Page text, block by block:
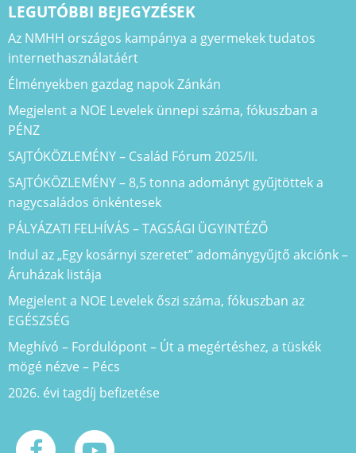
LEGUTÓBBI BEJEGYZÉSEK
Az NMHH országos kampánya a gyermekek tudatos
internethasználatáért
Élményekben gazdag napok Zánkán
Megjelent a NOE Levelek ünnepi száma, fókuszban a
PÉNZ
SAJTÓKÖZLEMÉNY – Család Fórum 2025/II.
SAJTÓKÖZLEMÉNY – 8,5 tonna adományt gyűjtöttek a
nagycsaládos önkéntesek
PÁLYÁZATI FELHÍVÁS – TAGSÁGI ÜGYINTÉZŐ
Indul az „Egy kosárnyi szeretet” adománygyűjtő akciónk –
Áruházak listája
Megjelent a NOE Levelek őszi száma, fókuszban az
EGÉSZSÉG
Meghívó – Fordulópont – Út a megértéshez, a tüskék
mögé nézve – Pécs
2026. évi tagdíj befizetése